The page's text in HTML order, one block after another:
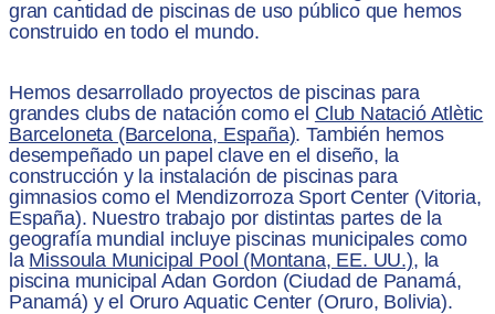
gran cantidad de piscinas de uso público que hemos
construido en todo el mundo.
Hemos desarrollado proyectos de piscinas para
grandes clubs de natación como el Club Natació Atlètic
Barceloneta (Barcelona, España). También hemos
desempeñado un papel clave en el diseño, la
construcción y la instalación de piscinas para
gimnasios como el Mendizorroza Sport Center (Vitoria,
España). Nuestro trabajo por distintas partes de la
geografía mundial incluye piscinas municipales como
la Missoula Municipal Pool (Montana, EE. UU.), la
piscina municipal Adan Gordon (Ciudad de Panamá,
Panamá) y el Oruro Aquatic Center (Oruro, Bolivia).